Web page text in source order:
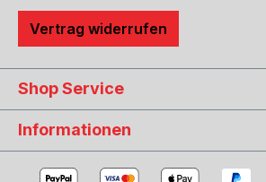
Vertrag widerrufen
Shop Service
Informationen